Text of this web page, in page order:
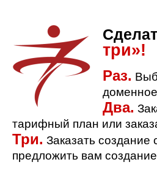
три»!
Раз.
Два.
тарифный план или
Три. Заказать
предложить вам